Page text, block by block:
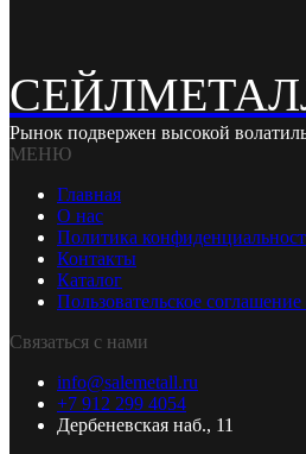
Рынок подвержен высокой
МЕНЮ
Главная
О нас
Политика
Контакты
Каталог
Пользовательское
Связаться с нами
info@salemetall.ru
+7 912 299 4054
Дербеневская наб., 11